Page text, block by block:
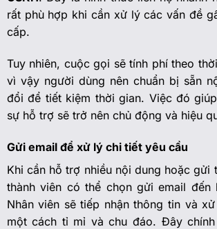
rất phù hợp khi cần xử lý các vấn đề
cấp.
Tuy nhiên, cuộc gọi sẽ tính phí theo
vì vậy người dùng nên chuẩn bị sẵn
đổi để tiết kiệm thời gian. Việc đó
sự hỗ trợ sẽ trở nên chủ động và hiệu
Gửi email để xử lý chi tiết yêu cầu
Khi cần hỗ trợ nhiều nội dung hoặc gửi
thành viên có thể chọn gửi email đến
Nhân viên sẽ tiếp nhận thông tin và
một cách tỉ mỉ và chu đáo. Đây